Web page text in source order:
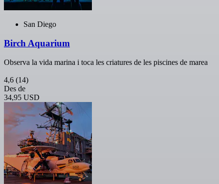
San Diego
Birch Aquarium
Observa la vida marina i toca les criatures de les piscines de marea
4,6 (14)
Des de
34,95 USD